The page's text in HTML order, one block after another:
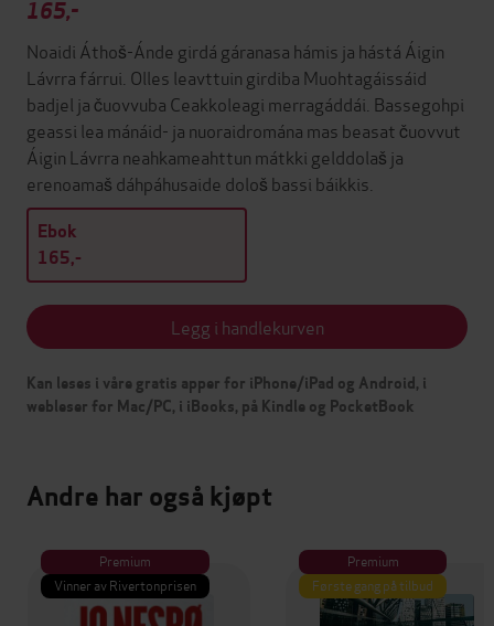
165,-
Noaidi Áthoš-Ánde girdá gáranasa hámis ja hástá Áigin
Lávrra fárrui. Olles leavttuin girdiba Muohtagáissáid
badjel ja čuovvuba Ceakkoleagi merragáddái. Bassegohpi
geassi lea mánáid- ja nuoraidromána mas beasat čuovvut
Áigin Lávrra neahkameahttun mátkki gelddolaš ja
erenoamaš dáhpáhusaide dološ bassi báikkis.
Ebok
165,-
Legg i handlekurven
Kan leses i våre gratis apper for iPhone/iPad og Android, i
webleser for Mac/PC, i iBooks, på Kindle og PocketBook
Andre har også kjøpt
Premium
Vinner av Rivertonprisen
Premium
Første gang på tilbud